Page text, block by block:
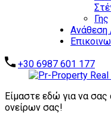
Γης
Ανάθεση
+30 6987 601 177
Είμαστε εδώ για να
ονείρων σας!